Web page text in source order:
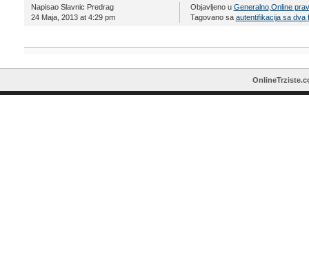
Napisao Slavnic Predrag
24 Maja, 2013 at 4:29 pm
Objavljeno u Generalno, Online
Tagovano sa autentifikacija sa dva